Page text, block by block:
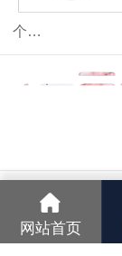
个…
网站首页